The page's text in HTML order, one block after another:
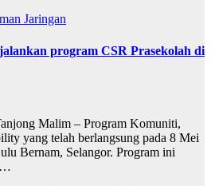
Jaringan
program CSR Prasekolah di
Malim – Program Komuniti,
yang telah berlangsung pada 8 Mei
Bernam, Selangor. Program ini